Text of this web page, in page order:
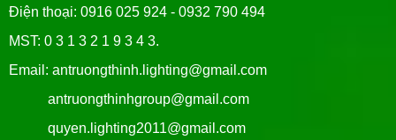
Điện thoại: 0916 025 924 - 0932 790 494
MST: 0 3 1 3 2 1 9 3 4 3.
Email: antruongthinh.lighting@gmail.com
antruongthinhgroup@gmail.com
quyen.lighting2011@gmail.com